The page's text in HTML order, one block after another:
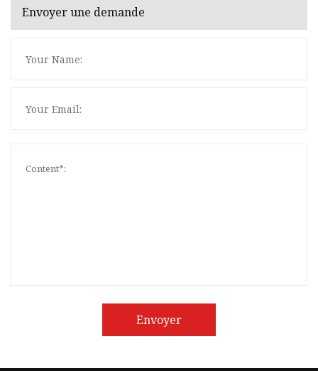
Envoyer une demande
Envoyer